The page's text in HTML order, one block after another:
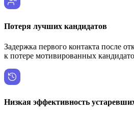
Потеря лучших кандидатов
Задержка первого контакта после
к потере мотивированных
Низкая эффективность